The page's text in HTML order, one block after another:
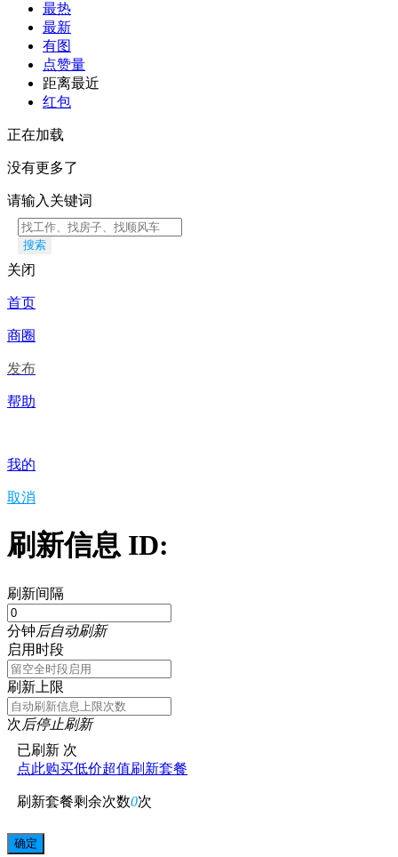
最热
最新
有图
点赞量
距离最近
红包
正在加载
没有更多了
请输入关键词
搜索
关闭
首页
商圈
发布
帮助
我的
取消
刷新信息 ID:
刷新间隔
分钟后自动刷新
启用时段
刷新上限
次后停止刷新
已刷新 次
点此购买低价超值刷新套餐
刷新套餐剩余次数0次